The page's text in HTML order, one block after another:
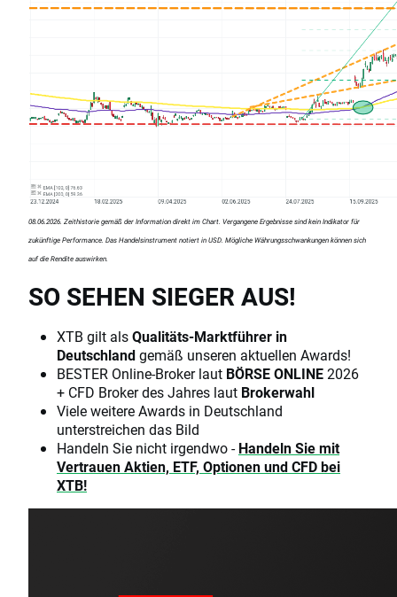
08.06.2026. Zeithistorie gemäß der Information direkt im Chart. Vergangene Ergebnisse sind kein Indikator für
zukünftige Performance. Das Handelsinstrument notiert in USD. Mögliche Währungsschwankungen können sich
auf die Rendite auswirken.
SO SEHEN SIEGER AUS!
XTB gilt alsQualitäts-Marktführer in
Deutschlandgemäß unseren aktuellen Awards!
BESTER Online-Broker laut BÖRSE ONLINE2026
+ CFD Broker des Jahres laut Brokerwahl
Viele weitere Awards in Deutschland
unterstreichen das Bild
Handeln Sie nicht irgendwo -Handeln Sie mit
Vertrauen Aktien, ETF, Optionen und CFD bei
XTB!